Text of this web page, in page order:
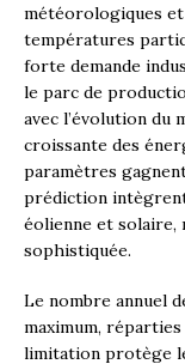
météorologiques
températures
forte demande
le parc de
avec l’évolution du
croissante des
paramètres
prédiction
éolienne et solaire,
sophistiquée.
Le nombre annuel
maximum,
limitation protège